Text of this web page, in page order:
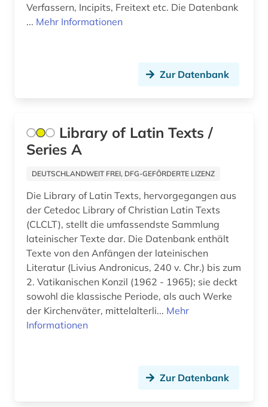
petrarca (1)
philosophie des mittelalters (1)
polnisch (2)
prosa (1)
quelle (23)
renaissance (3)
russisch (3)
römerzeit (2)
römisches reich (5)
spanisch (4)
Verfassern, Incipits, Freitext etc. Die Datenbank
... Mehr Informationen
Zur Datenbank
Library of Latin Texts /
Series A
DEUTSCHLANDWEIT FREI, DFG-GEFÖRDERTE LIZENZ
Die Library of Latin Texts, hervorgegangen aus
der Cetedoc Library of Christian Latin Texts
(CLCLT), stellt die umfassendste Sammlung
lateinischer Texte dar. Die Datenbank enthält
Texte von den Anfängen der lateinischen
Literatur (Livius Andronicus, 240 v. Chr.) bis zum
2. Vatikanischen Konzil (1962 - 1965); sie deckt
sowohl die klassische Periode, als auch Werke
der Kirchenväter, mittelalterli... Mehr
Informationen
Zur Datenbank